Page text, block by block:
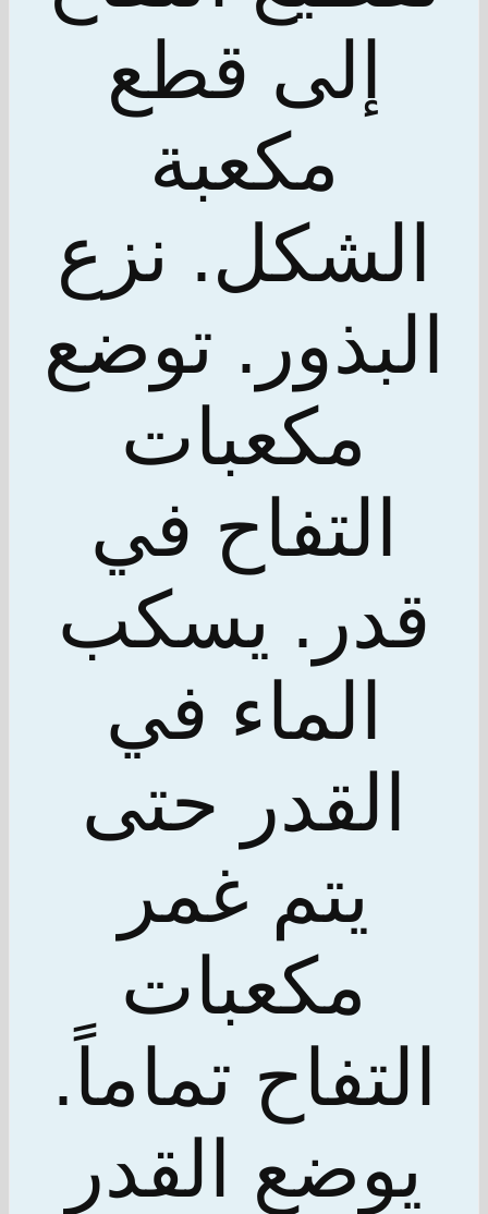
إلى قطع
مكعبة
الشكل. نزع
البذور. توضع
مكعبات
التفاح في
قدر. يسكب
الماء في
القدر حتى
يتم غمر
مكعبات
التفاح تماماً.
يوضع القدر